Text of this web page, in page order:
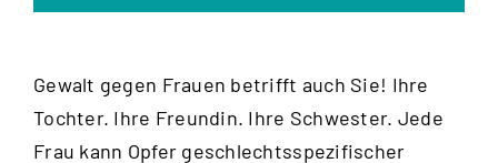
Gewalt gegen Frauen betrifft auch Sie! Ihre
Tochter. Ihre Freundin. Ihre Schwester. Jede
Frau kann Opfer geschlechtsspezifischer